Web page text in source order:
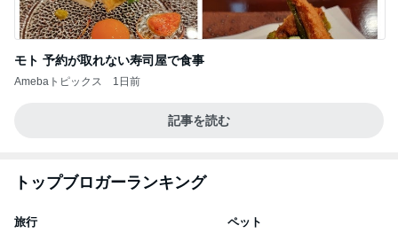
モト 予約が取れない寿司屋で食事
Amebaトピックス 1日前
記事を読む
トップブロガーランキング
旅行 ペット